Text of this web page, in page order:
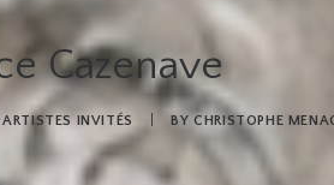
Cazenave
ARTISTES INVITÉS BYCHRISTOPHE